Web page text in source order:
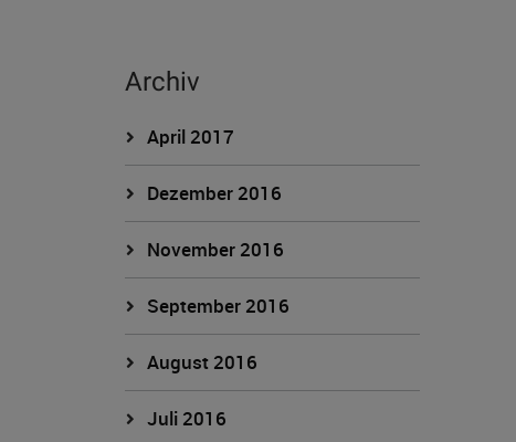
Archiv
April 2017
Dezember 2016
November 2016
September 2016
August 2016
Juli 2016